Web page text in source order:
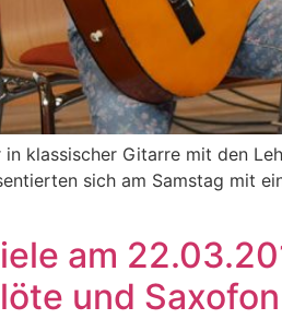
in klassischer Gitarre mit den
sich am Samstag mit
am
und Saxofon